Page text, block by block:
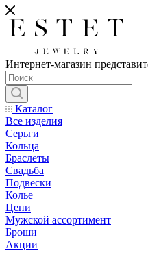
Интернет-магазин
Каталог
Все изделия
Серьги
Кольца
Браслеты
Свадьба
Подвески
Колье
Цепи
Мужской ассортимент
Броши
Акции